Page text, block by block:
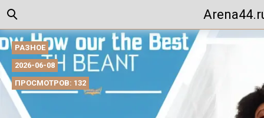
РАЗНОЕ
2026-06-08
ПРОСМОТРОВ: 132